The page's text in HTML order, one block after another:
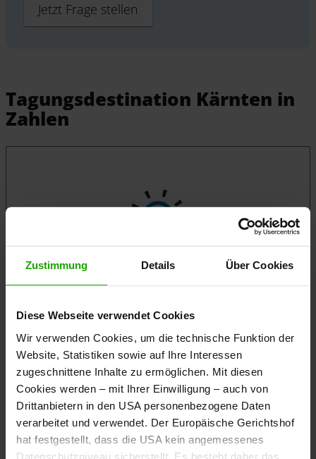
Zustimmung Details Über Cookies
Diese Webseite verwendet Cookies
Wir verwenden Cookies, um die technische Funktion der
Website, Statistiken sowie auf Ihre Interessen
zugeschnittene Inhalte zu ermöglichen. Mit diesen
Cookies werden – mit Ihrer Einwilligung – auch von
Drittanbietern in den USA personenbezogene Daten
verarbeitet und verwendet. Der Europäische Gerichtshof
hat festgestellt, dass die USA kein angemessenes
Datenschutzniveau sicherstellt. Es besteht daher das
Jetzt Frage stellen
Tagungsdestination Kärnten in
Zahlen
1004
JÄHRLICHE TAGUNGEN